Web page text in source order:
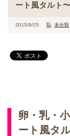
ート風タルト〜
2015/8/25 未分類
卵・乳・
ート風タ